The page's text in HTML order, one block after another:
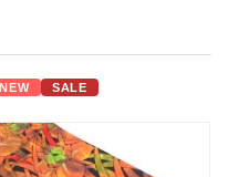
NEW SALE